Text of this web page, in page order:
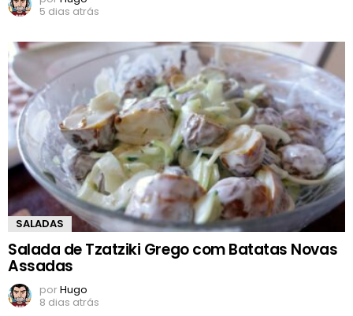
5 dias atrás
SALADAS
Salada de Tzatziki Grego com Batatas Novas
Assadas
porHugo
8 dias atrás